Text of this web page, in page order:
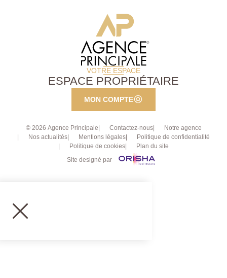
VOTRE ESPACE
ESPACE PROPRIÉTAIRE
MON COMPTE
© 2026 Agence Principale Contactez-nous
Notre agence
Nos actualités
Mentions légales
Politique de confidentialité
Politique de cookies
Plan du site
Site designé par